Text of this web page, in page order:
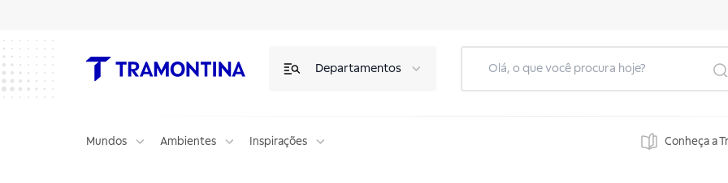
Departamentos
Mundos Ambientes Inspirações Conheça a